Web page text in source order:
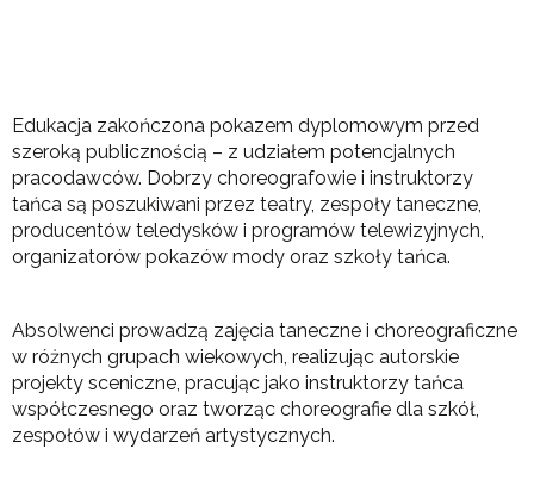
Edukacja zakończona pokazem dyplomowym przed
szeroką publicznością – z udziałem potencjalnych
pracodawców. Dobrzy choreografowie i instruktorzy
tańca są poszukiwani przez teatry, zespoły taneczne,
producentów teledysków i programów telewizyjnych,
organizatorów pokazów mody oraz szkoły tańca.
Absolwenci prowadzą zajęcia taneczne i choreograficzne
w różnych grupach wiekowych, realizując autorskie
projekty sceniczne, pracując jako instruktorzy tańca
współczesnego oraz tworząc choreografie dla szkół,
zespołów i wydarzeń artystycznych.